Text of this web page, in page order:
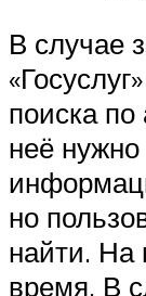
В случае
поиска по
неё
но
найти. На
время. В